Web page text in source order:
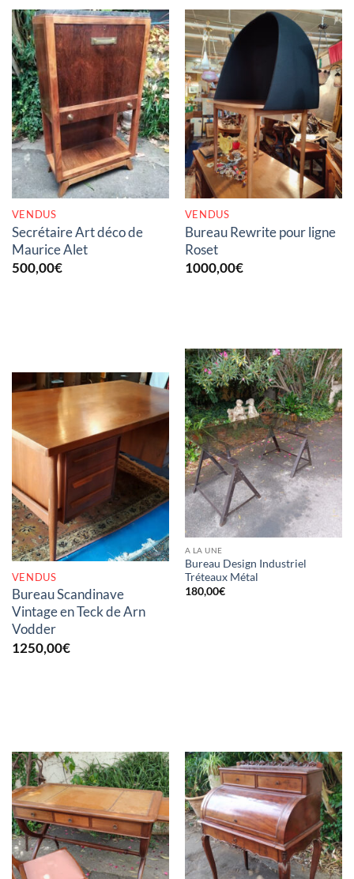
RUPTURE DE STOCK
VENDUS
Secrétaire Art déco de
Maurice Alet
500,00€
RUPTURE DE STOCK
VENDUS
Bureau Rewrite pour ligne
Roset
1000,00€
RUPTURE DE STOCK
VENDUS
Bureau Scandinave
Vintage en Teck de Arn
Vodder
1250,00€
A LA UNE
Bureau Design Industriel
Tréteaux Métal
180,00€
RUPTURE DE STOCK RUPTURE DE STOCK